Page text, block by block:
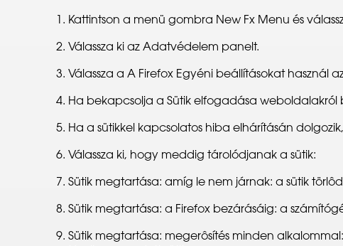
Kattintson a menü gombra New Fx Menu és
Válassza ki az Adatvédelem panelt.
Válassza a A Firefox Egyéni beállításokat használ
Ha bekapcsolja a Sütik elfogadása weboldalakról
Ha a sütikkel kapcsolatos hiba elhárításán
Válassza ki, hogy meddig tárolódjanak a sütik:
Sütik megtartása: amíg le nem járnak: a sütik
Sütik megtartása: a Firefox bezárásáig: a
Sütik megtartása: megerôsítés minden